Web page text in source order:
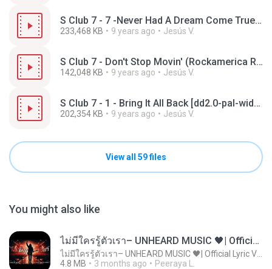
S Club 7 - 7 -Never Had A Dream Come True [dd2.0-pal-widescreen].vob
233,468 KB 9 years ago Jesús V.
S Club 7 - Don't Stop Movin' (Rockamerica Remix) dvdrip-dd2.0-ntsc-t17-zonelance.vob
142,048 KB 9 years ago Jesús V.
S Club 7 - 1 - Bring It All Back [dd2.0-pal-widescreen].vob
202,354 KB 9 years ago Jesús V.
View all 59 files
You might also like
ไม่มีใครรู้ตัวเรา– UNHEARD MUSIC 🖤| Official Lyric Video | เพลงสู้ชีวิต
4.8 MB
3 months ago Peeraya L.